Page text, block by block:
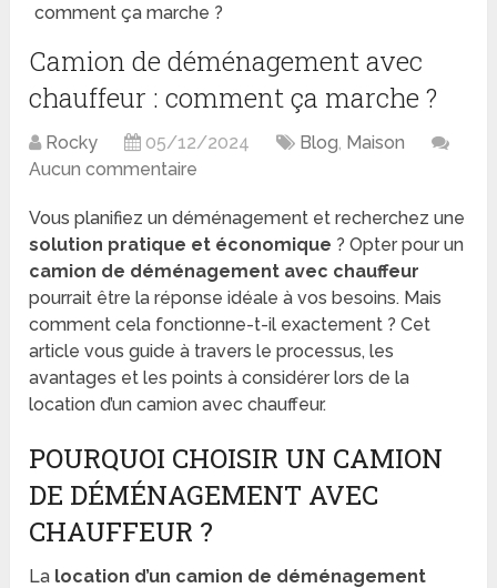
comment ça marche ?
Camion de déménagement avec
chauffeur : comment ça marche ?
Rocky 05/12/2024 Blog, Maison
Aucun commentaire
Vous planifiez un déménagement et recherchez une
solution pratique et économique ? Opter pour un
camion de déménagement avec chauffeur
pourrait être la réponse idéale à vos besoins. Mais
comment cela fonctionne-t-il exactement ? Cet
article vous guide à travers le processus, les
avantages et les points à considérer lors de la
location d’un camion avec chauffeur.
POURQUOI CHOISIR UN CAMION
DE DÉMÉNAGEMENT AVEC
CHAUFFEUR ?
La location d’un camion de déménagement